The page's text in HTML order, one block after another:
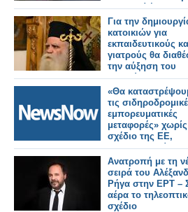
αποτελεί ένα
ιντριγκαδόρικο
σχέδιο»
Για την
κατοικιών για
εκπαιδευτικούς
γιατρούς θα
την αύξηση του
μισθού του ο
Μητροπολίτης
Κυθήρων
«Θα
τις
εμπορευματικές
μεταφορές» χωρίς
σχέδιο της ΕΕ,
προειδοποιεί ο
Τσέχος υπουργός
Μεταφορών.
Ανατροπή με τη
σειρά του
Ρήγα στην ΕΡΤ –
αέρα το
σχέδιο